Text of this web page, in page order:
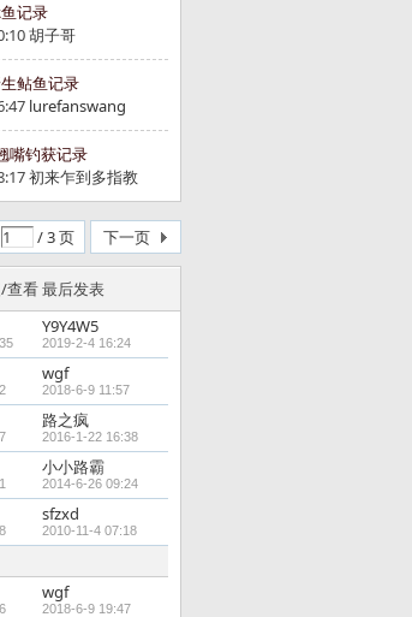
记录
胡子哥
鲇鱼记录
lurefanswang
嘴钓获记录
初来乍到多指教
/ 3 页 下一页
查看最后发表
Y9Y4W5
2019-2-4 16:24
wgf
2018-6-9 11:57
路之疯
2016-1-22 16:38
小小路霸
2014-6-26 09:24
sfzxd
2010-11-4 07:18
wgf
2018-6-9 19:47